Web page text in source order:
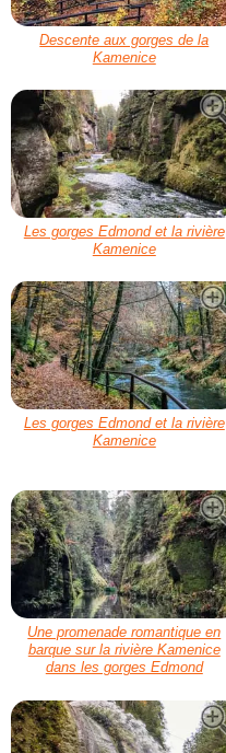
Descente aux gorges de la
Kamenice
Les gorges Edmond et la rivière
Kamenice
Les gorges Edmond et la rivière
Kamenice
Une promenade romantique en
barque sur la rivière Kamenice
dans les gorges Edmond